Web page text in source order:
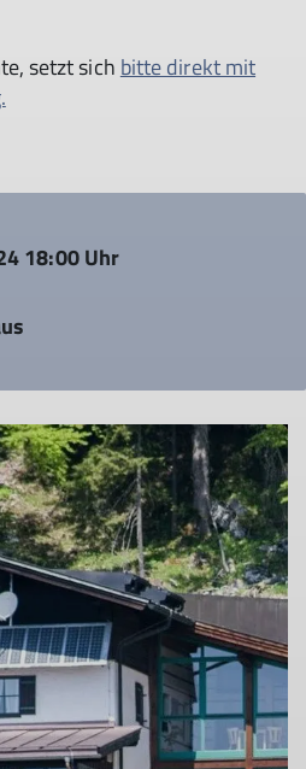
setzt sich bitte direkt mit
18:00 Uhr
Rosenheim